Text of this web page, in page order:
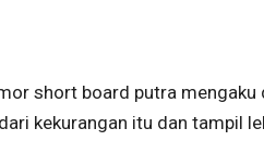
short board putra
kekurangan itu dan tampil